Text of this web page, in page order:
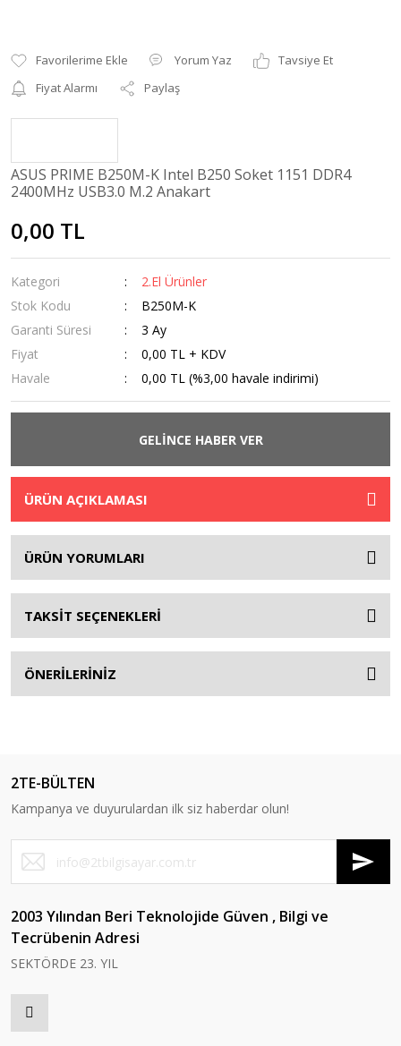
Yorum Yaz
Tavsiye Et
Fiyat Alarmı
Paylaş
ASUS PRIME B250M-K Intel B250 Soket 1151 DDR4
2400MHz USB3.0 M.2 Anakart
0,00 TL
Kategori
2.El Ürünler
Stok Kodu
B250M-K
Garanti Süresi
3 Ay
Fiyat
0,00 TL + KDV
Havale
0,00 TL (%3,00 havale indirimi)
GELİNCE HABER VER
ÜRÜN AÇIKLAMASI
ÜRÜN YORUMLARI
TAKSİT SEÇENEKLERİ
ÖNERİLERİNİZ
2TE-BÜLTEN
Kampanya ve duyurulardan ilk siz haberdar olun!
2003 Yılından Beri Teknolojide Güven , Bilgi ve
Tecrübenin Adresi
SEKTÖRDE 23. YIL